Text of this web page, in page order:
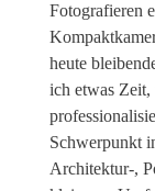
Fotografieren
heute
ich etwas
Schwerpunkt
Architektur-,